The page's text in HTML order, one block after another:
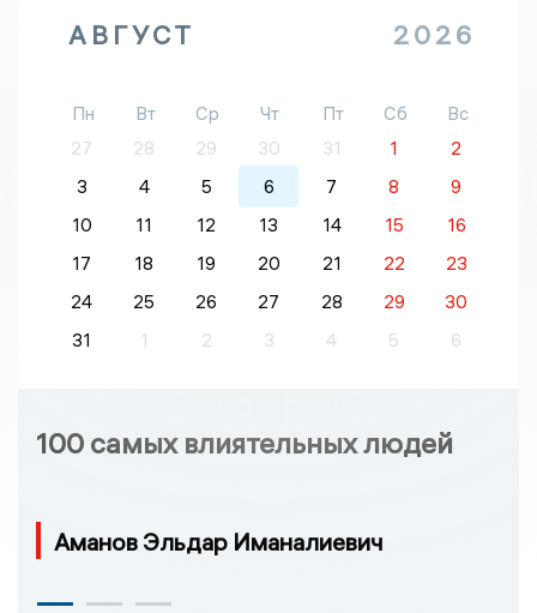
АВГУСТ 2026
Пн Вт Ср Чт Пт Сб
Вс
27
28 29 30 31 1
2
3
4 5 6 7 8
9
10
11 12 13 14 15
16
17
18 19 20 21 22
23
24
25 26 27 28 29
30
31
1 2 3 4 5 6
100 самых влиятельных людей
Аманов Эльдар Иманалиевич